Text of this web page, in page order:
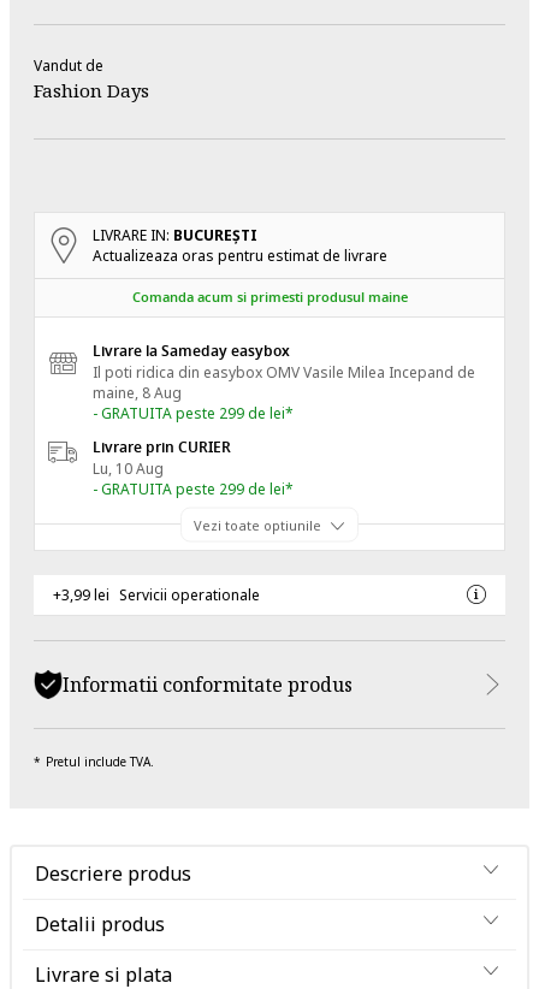
Vandut de
Fashion Days
LIVRARE IN: BUCUREŞTI
Actualizeaza oras pentru estimat de livrare
Comanda acum si primesti produsul maine
Livrare la Sameday easybox
Il poti ridica din easybox OMV Vasile Milea Incepand de
maine, 8 Aug
- GRATUITA peste 299 de lei*
Livrare prin CURIER
Lu, 10 Aug
- GRATUITA peste 299 de lei*
Vezi toate optiunile
+3,99 lei Servicii operationale
Informatii conformitate produs
Pretul include TVA.
Descriere produs
Detalii produs
Livrare si plata